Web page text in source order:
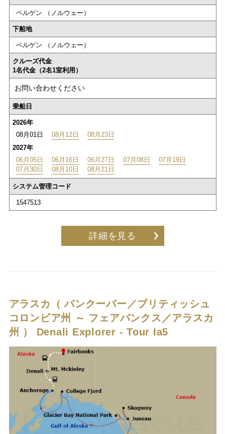
ベルゲン （ノルウェー）
下船地
ベルゲン （ノルウェー）
クルーズ代金
1名代金（2名1室利用）
お問い合わせください
乗船日
2026年
08月01日
08月12日
08月23日
2027年
06月05日
06月16日 06月27日 07月08日
07月19日
07月30日
08月10日 08月21日
システム管理コード
1547513
詳細を見る
アラスカ（ バンクーバー／ブリティッシュ
コロンビア州 ～ フェアバンクス／アラスカ
州 ） Denali Explorer - Tour Ia5